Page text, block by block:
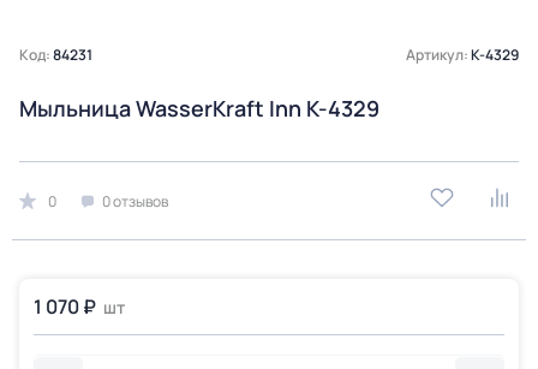
Код:84231 Артикул:K-4329
Мыльница WasserKraft Inn K-4329
0 0 отзывов
1 070 ₽ шт